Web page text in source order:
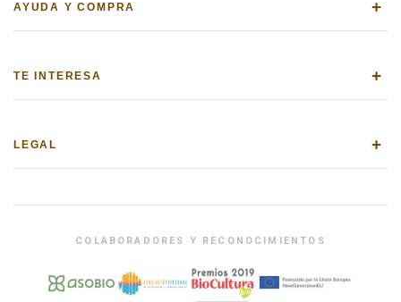
AYUDA Y COMPRA +
TE INTERESA +
LEGAL +
COLABORADORES Y RECONOCIMIENTOS